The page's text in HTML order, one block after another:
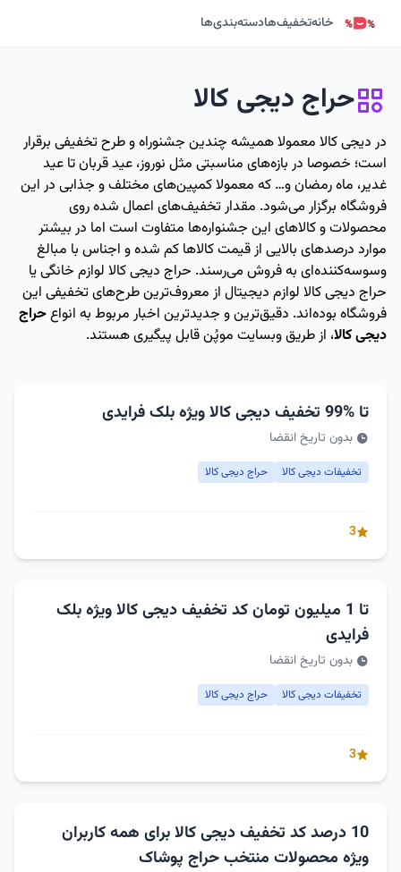
خانهتخفیف‌هادسته‌بندی‌ها
حراج دیجی کالا
در دیجی کالا معمولا همیشه چندین جشنوراه و طرح تخفیفی برقرار
است؛ خصوصا در بازه‌های مناسبتی مثل نوروز، عید قربان تا عید
غدیر، ماه رمضان و… که معمولا کمپین‌های مختلف و جذابی در این
فروشگاه برگزار می‌شود. مقدار تخفیف‌های اعمال شده روی
محصولات و کالاهای این جشنواره‌ها متفاوت است اما در بیشتر
موارد درصدهای بالایی از قیمت کالاها کم شده و اجناس با مبالغ
وسوسه‌کننده‌ای به فروش می‌رسند. حراج دیجی کالا لوازم خانگی یا
حراج دیجی کالا لوازم دیجیتال از معروف‌ترین طرح‌های تخفیفی این
فروشگاه بوده‌اند. دقیق‌ترین و جدیدترین اخبار مربوط به انواعحراج
دیجی کالا، از طریق وبسایت موپُن قابل پیگیری هستند.
تا %99 تخفیف دیجی کالا ویژه بلک فرایدی
بدون تاریخ انقضا
تخفیفات دیجی کالا حراج دیجی کالا
3
تا 1 میلیون تومان کد تخفیف دیجی کالا ویژه بلک
فرایدی
بدون تاریخ انقضا
تخفیفات دیجی کالا حراج دیجی کالا
3
10 درصد کد تخفیف دیجی کالا برای همه کاربران
ویژه محصولات منتخب حراج پوشاک